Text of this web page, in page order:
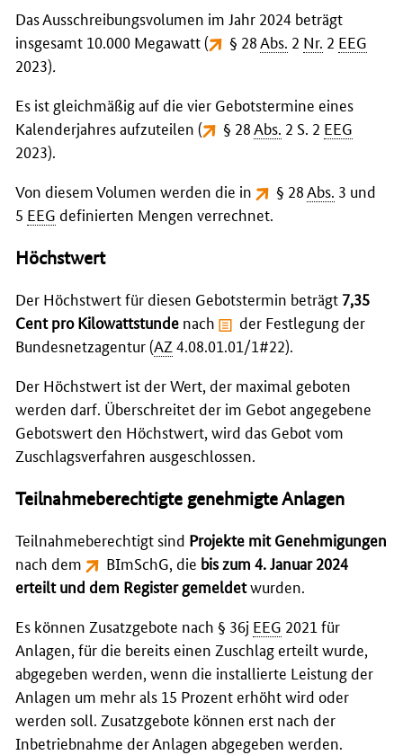
Das Ausschreibungsvolumen im Jahr 2024 beträgt
insgesamt 10.000 Megawatt (
§ 28Abs. 2 Nr. 2 EEG
2023).
Es ist gleichmäßig auf die vier Gebotstermine eines
Kalenderjahres aufzuteilen (
§ 28Abs. 2 S. 2 EEG
2023).
Von diesem Volumen werden die in
§ 28Abs. 3 und
5 EEG definierten Mengen verrechnet.
Höchstwert
Der Höchstwert für diesen Gebotstermin beträgt 7,35
Cent pro Kilowattstunde nach
der Festlegung der
Bundesnetzagentur(AZ 4.08.01.01/1#22).
Der Höchstwert ist der Wert, der maximal geboten
werden darf. Überschreitet der im Gebot angegebene
Gebotswert den Höchstwert, wird das Gebot vom
Zuschlagsverfahren ausgeschlossen.
Teilnahmeberechtigte genehmigte Anlagen
Teilnahmeberechtigt sind Projekte mit Genehmigungen
nach dem
BImSchG, die bis zum 4. Januar 2024
erteilt und dem Register gemeldetwurden.
Es können Zusatzgebote nach § 36j EEG 2021 für
Anlagen, für die bereits einen Zuschlag erteilt wurde,
abgegeben werden, wenn die installierte Leistung der
Anlagen um mehr als 15 Prozent erhöht wird oder
werden soll. Zusatzgebote können erst nach der
Inbetriebnahme der Anlagen abgegeben werden.